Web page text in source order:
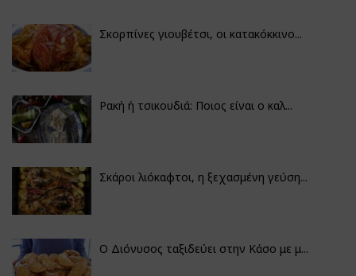
Σκορπίνες γιουβέτσι, οι κατακόκκινο...
Ρακή ή τσικουδιά: Ποιος είναι ο καλ...
Σκάροι λιόκαφτοι, η ξεχασμένη γεύση...
Ο Διόνυσος ταξιδεύει στην Κάσο με μ...